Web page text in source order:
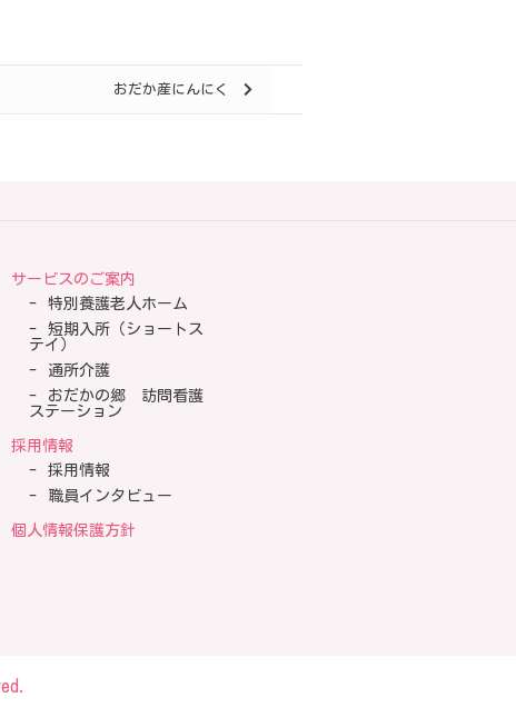
おだか産にんにく
サービスのご案内
特別養護老人ホーム
短期入所（ショートス
テイ）
通所介護
おだかの郷 訪問看護
ステーション
採用情報
採用情報
職員インタビュー
個人情報保護方針